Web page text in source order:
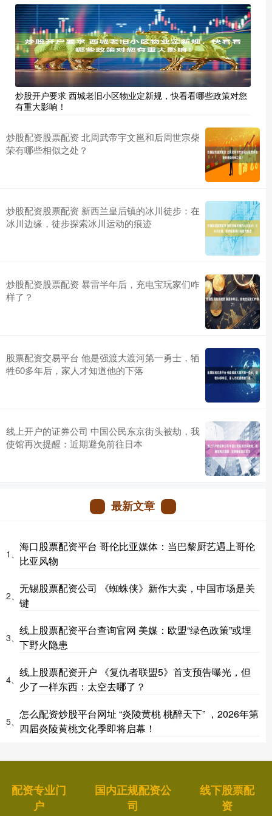
炒股开户要求 西城老旧小区物业定新规，快看看哪些政策对您
有重大影响！
炒股配资股票配资 北周武帝宇文邕和后周世宗柴
荣有哪些相似之处？
炒股配资股票配资 新西兰皇后镇的冰川徒步：在
冰川边缘，徒步探索冰川运动的痕迹
炒股配资股票配资 暴雷半年后，充电宝玩家们咋
样了？
股票配资交易平台 他是强渡大渡河第一勇士，牺
牲60多年后，家人才知道他的下落
线上开户的证券公司 中国公民东京街头被劫，我
使馆再次提醒：近期避免前往日本
最新文章
1、
海口股票配资平台 哥伦比亚媒体：当巴黎厨艺遇上哥伦
比亚风物
2、
无锡股票配资公司 《蜘蛛侠》新作大卖，中国市场是关
键
3、
线上股票配资平台查询官网 美媒：欧盟“绿色政策”或埋
下野火隐患
4、
线上股票配资开户 《复仇者联盟5》首支预告曝光，但
少了一样东西：太空去哪了？
5、
怎么配资炒股平台网址 “炎陵黄桃 桃醉天下” ，2026年第
四届炎陵黄桃文化季即将启幕！
配资专业门
户
国内正规配资公
司
线下股票配
资